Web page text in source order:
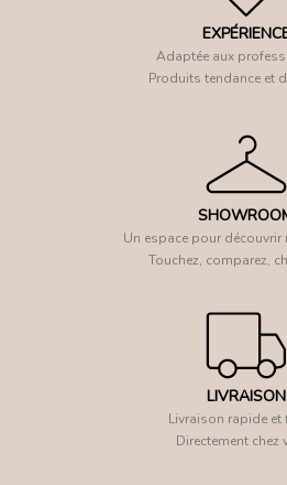
Adaptée aux
Produits tendance et
Un espace pour
Touchez, comparez,
LIVRAISON
Livraison rapide et
Directement chez